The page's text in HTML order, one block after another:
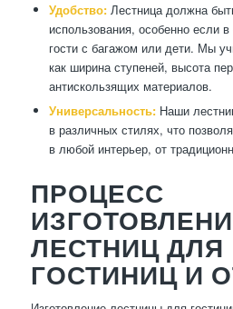
Удобство:Лестница должна
использования, особенно если
гости с багажом или дети. Мы
как ширина ступеней, высота
антискользящих материалов.
Универсальность:Наши
в различных стилях, что
в любой интерьер, от
ПРОЦЕСС
ЛЕСТНИЦ ДЛЯ
ГОСТИНИЦ И